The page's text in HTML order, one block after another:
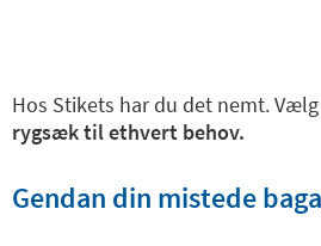
Hos Stikets har du det nemt.
rygsæk til ethvert behov.
Gendan din mistede